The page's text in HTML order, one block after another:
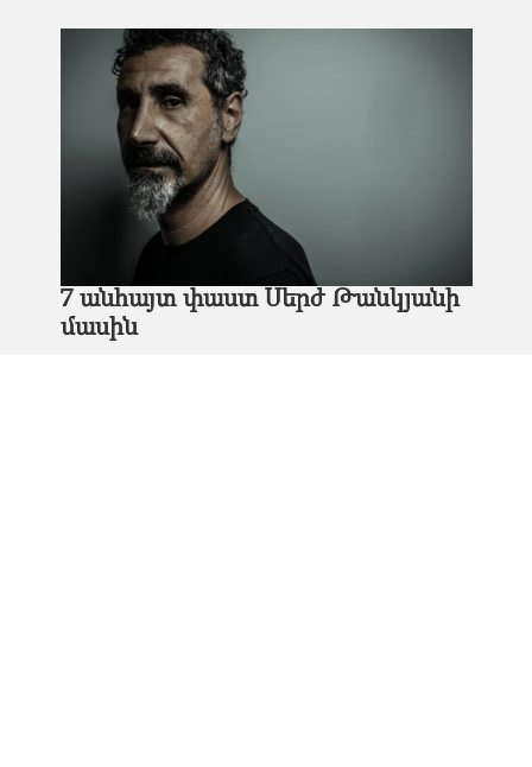
7 անհայտ փաստ Սերժ Թանկյանի
մասին